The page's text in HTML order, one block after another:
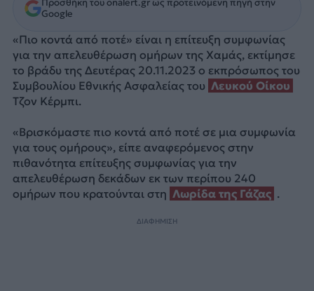
Google
«Πιο κοντά από ποτέ» είναι η επίτευξη συμφωνίας
για την απελευθέρωση ομήρων της Χαμάς, εκτίμησε
το βράδυ της Δευτέρας 20.11.2023 ο εκπρόσωπος του
Συμβουλίου Εθνικής Ασφαλείας του Λευκού Οίκου
Τζον Κέρμπι.
«Βρισκόμαστε πιο κοντά από ποτέ σε μια συμφωνία
για τους ομήρους», είπε αναφερόμενος στην
πιθανότητα επίτευξης συμφωνίας για την
απελευθέρωση δεκάδων εκ των περίπου 240
ομήρων που κρατούνται στη Λωρίδα της Γάζας .
ΔΙΑΦΗΜΙΣΗ